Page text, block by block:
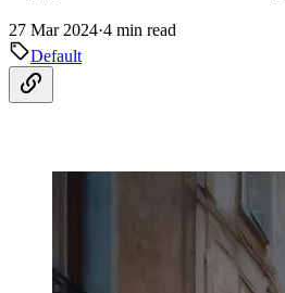
27 Mar 2024·4 min read
Default